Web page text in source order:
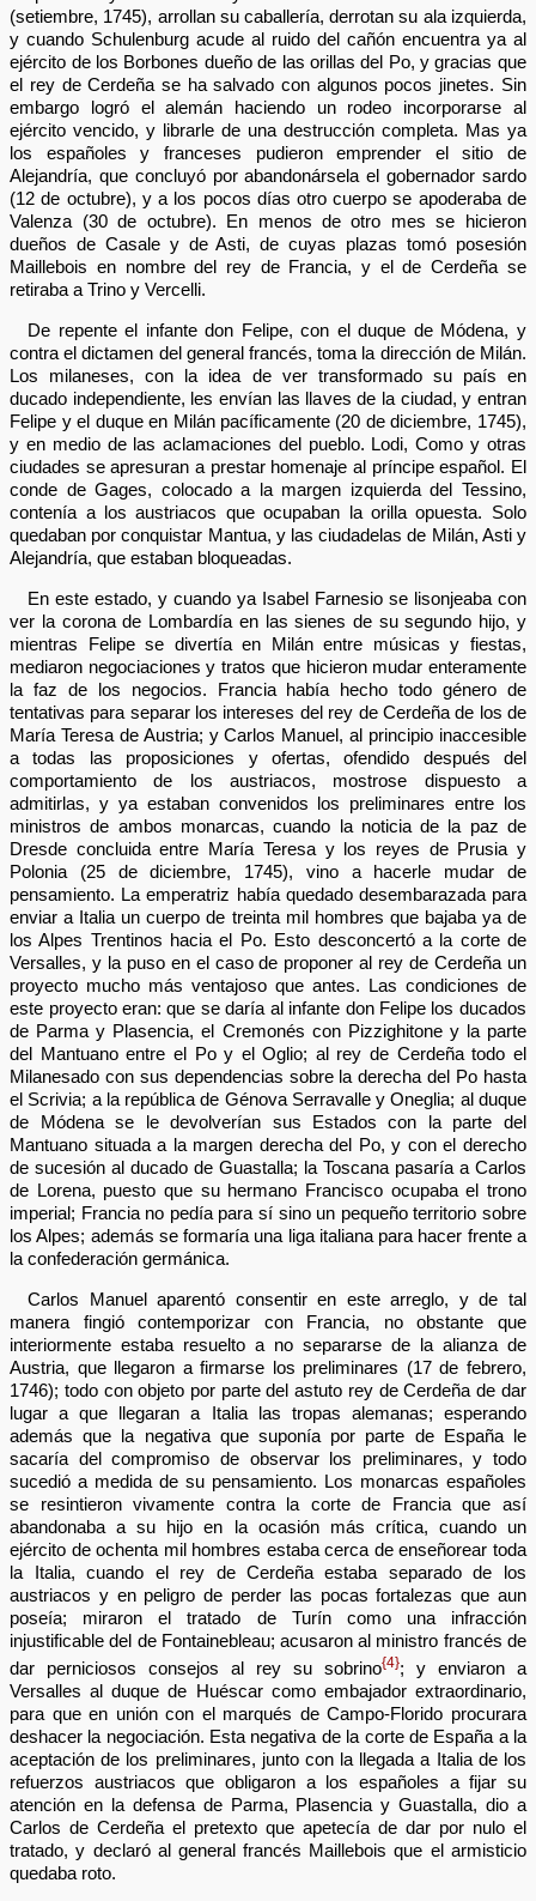
(setiembre, 1745), arrollan su caballería, derrotan su ala izquierda,
y cuando Schulenburg acude al ruido del cañón encuentra ya al
ejército de los Borbones dueño de las orillas del Po, y gracias que
el rey de Cerdeña se ha salvado con algunos pocos jinetes. Sin
embargo logró el alemán haciendo un rodeo incorporarse al
ejército vencido, y librarle de una destrucción completa. Mas ya
los españoles y franceses pudieron emprender el sitio de
Alejandría, que concluyó por abandonársela el gobernador sardo
(12 de octubre), y a los pocos días otro cuerpo se apoderaba de
Valenza (30 de octubre). En menos de otro mes se hicieron
dueños de Casale y de Asti, de cuyas plazas tomó posesión
Maillebois en nombre del rey de Francia, y el de Cerdeña se
retiraba a Trino y Vercelli.
De repente el infante don Felipe, con el duque de Módena, y
contra el dictamen del general francés, toma la dirección de Milán.
Los milaneses, con la idea de ver transformado su país en
ducado independiente, les envían las llaves de la ciudad, y entran
Felipe y el duque en Milán pacíficamente (20 de diciembre, 1745),
y en medio de las aclamaciones del pueblo. Lodi, Como y otras
ciudades se apresuran a prestar homenaje al príncipe español. El
conde de Gages, colocado a la margen izquierda del Tessino,
contenía a los austriacos que ocupaban la orilla opuesta. Solo
quedaban por conquistar Mantua, y las ciudadelas de Milán, Asti y
Alejandría, que estaban bloqueadas.
En este estado, y cuando ya Isabel Farnesio se lisonjeaba con
ver la corona de Lombardía en las sienes de su segundo hijo, y
mientras Felipe se divertía en Milán entre músicas y fiestas,
mediaron negociaciones y tratos que hicieron mudar enteramente
la faz de los negocios. Francia había hecho todo género de
tentativas para separar los intereses del rey de Cerdeña de los de
María Teresa de Austria; y Carlos Manuel, al principio inaccesible
a todas las proposiciones y ofertas, ofendido después del
comportamiento de los austriacos, mostrose dispuesto a
admitirlas, y ya estaban convenidos los preliminares entre los
ministros de ambos monarcas, cuando la noticia de la paz de
Dresde concluida entre María Teresa y los reyes de Prusia y
Polonia (25 de diciembre, 1745), vino a hacerle mudar de
pensamiento. La emperatriz había quedado desembarazada para
enviar a Italia un cuerpo de treinta mil hombres que bajaba ya de
los Alpes Trentinos hacia el Po. Esto desconcertó a la corte de
Versalles, y la puso en el caso de proponer al rey de Cerdeña un
proyecto mucho más ventajoso que antes. Las condiciones de
este proyecto eran: que se daría al infante don Felipe los ducados
de Parma y Plasencia, el Cremonés con Pizzighitone y la parte
del Mantuano entre el Po y el Oglio; al rey de Cerdeña todo el
Milanesado con sus dependencias sobre la derecha del Po hasta
el Scrivia; a la república de Génova Serravalle y Oneglia; al duque
de Módena se le devolverían sus Estados con la parte del
Mantuano situada a la margen derecha del Po, y con el derecho
de sucesión al ducado de Guastalla; la Toscana pasaría a Carlos
de Lorena, puesto que su hermano Francisco ocupaba el trono
imperial; Francia no pedía para sí sino un pequeño territorio sobre
los Alpes; además se formaría una liga italiana para hacer frente a
la confederación germánica.
Carlos Manuel aparentó consentir en este arreglo, y de tal
manera fingió contemporizar con Francia, no obstante que
interiormente estaba resuelto a no separarse de la alianza de
Austria, que llegaron a firmarse los preliminares (17 de febrero,
1746); todo con objeto por parte del astuto rey de Cerdeña de dar
lugar a que llegaran a Italia las tropas alemanas; esperando
además que la negativa que suponía por parte de España le
sacaría del compromiso de observar los preliminares, y todo
sucedió a medida de su pensamiento. Los monarcas españoles
se resintieron vivamente contra la corte de Francia que así
abandonaba a su hijo en la ocasión más crítica, cuando un
ejército de ochenta mil hombres estaba cerca de enseñorear toda
la Italia, cuando el rey de Cerdeña estaba separado de los
austriacos y en peligro de perder las pocas fortalezas que aun
poseía; miraron el tratado de Turín como una infracción
injustificable del de Fontainebleau; acusaron al ministro francés de
dar perniciosos consejos al rey su sobrino{4}; y enviaron a
Versalles al duque de Huéscar como embajador extraordinario,
para que en unión con el marqués de Campo-Florido procurara
deshacer la negociación. Esta negativa de la corte de España a la
aceptación de los preliminares, junto con la llegada a Italia de los
refuerzos austriacos que obligaron a los españoles a fijar su
atención en la defensa de Parma, Plasencia y Guastalla, dio a
Carlos de Cerdeña el pretexto que apetecía de dar por nulo el
tratado, y declaró al general francés Maillebois que el armisticio
quedaba roto.